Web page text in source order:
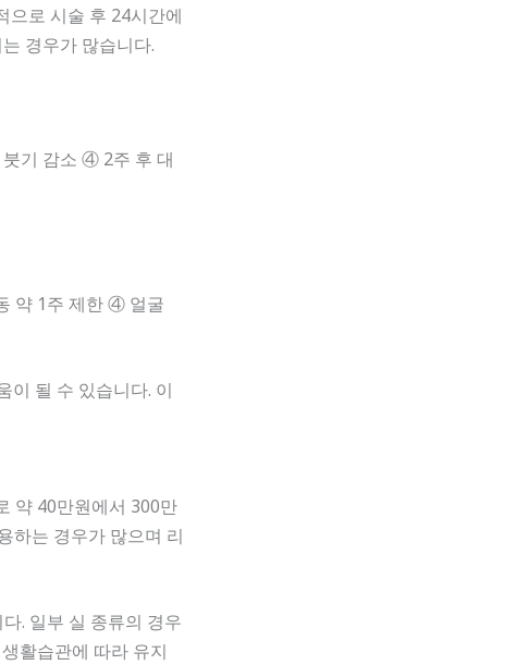
으로 시술 후 24시간에
경우가 많습니다.
기 감소 ④ 2주 후 대
약 1주 제한 ④ 얼굴
이 될 수 있습니다. 이
약 40만원에서 300만
하는 경우가 많으며 리
. 일부 실 종류의 경우
활습관에 따라 유지